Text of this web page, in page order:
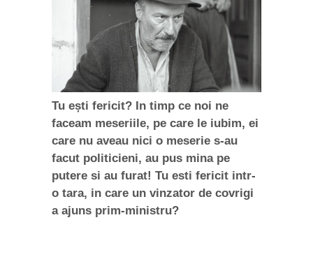
Tu ești fericit? In timp ce noi ne
faceam meseriile, pe care le iubim, ei
care nu aveau nici o meserie s-au
facut politicieni, au pus mina pe
putere si au furat! Tu esti fericit intr-
o tara, in care un vinzator de covrigi
a ajuns prim-ministru?